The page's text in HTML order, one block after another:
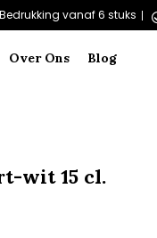
Bedrukking vanaf 6 stuks
Over Ons Blog
wit 15 cl.